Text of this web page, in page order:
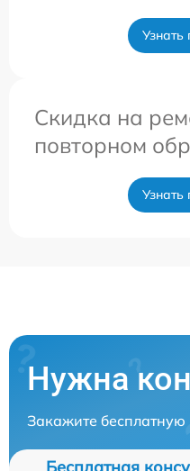
Узнать
Скидка на
повторном
Узнать
Нужна
Закажите бесплатную